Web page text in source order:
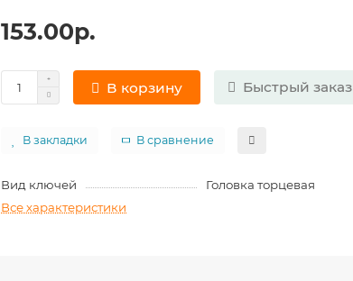
153.00р.
В корзину Быстрый заказ
В закладки В сравнение
Вид ключей
Головка торцевая
Все характеристики